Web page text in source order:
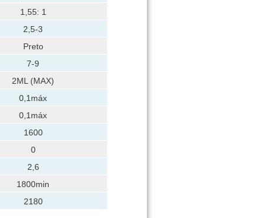
1,55: 1
2,5-3
Preto
7-9
2ML (MAX)
0,1máx
0,1máx
1600
0
2,6
1800min
2180